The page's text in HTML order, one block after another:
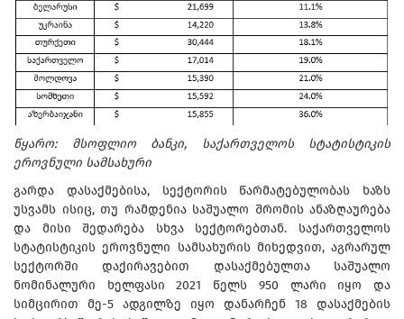
წყარო: მსოფლიო ბანკი, საქართველოს სტატისტიკის
ეროვნული სამსახური
გარდა დასაქმებისა, სექტორის წარმატებულობას ხაზს
უსვამს ისიც, თუ რამდენია საშუალო შრომის ანაზღაურება
და მისი შედარება სხვა სექტორებთან. საქართველოს
სტატისტიკის ეროვნული სამსახურის მიხედვით, აგრარულ
სექტორში დაქირავებით დასაქმებულთა საშუალო
ნომინალური ხელფასი 2021 წელს 950 ლარი იყო და
სიმცირით მე-5 ადგილზე იყო დანარჩენ 18 დასაქმების